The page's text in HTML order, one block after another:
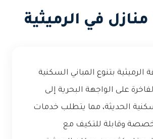
في الرميثية
الرميثية بتنوع المباني السكنية
على الواجهة البحرية إلى
الحديثة، مما يتطلب خدمات
وقابلة للتكيف مع